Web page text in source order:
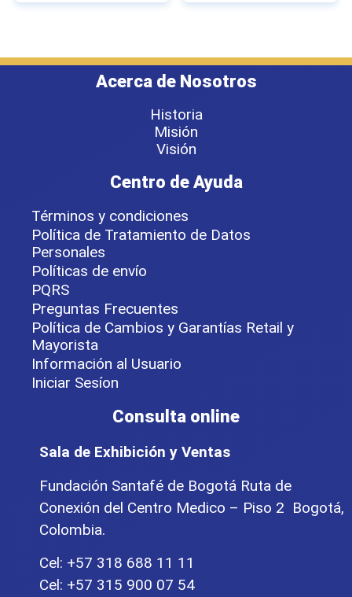
Acerca de Nosotros
Historia
Misión
Visión
Centro de Ayuda
Términos y condiciones
Política de Tratamiento de Datos
Personales
Políticas de envío
PQRS
Preguntas Frecuentes
Política de Cambios y Garantías Retail y
Mayorista
Información al Usuario
Iniciar Sesíon
Consulta online
Sala de Exhibición y Ventas
Fundación Santafé de Bogotá Ruta de
Conexión del Centro Medico – Piso 2 Bogotá,
Colombia.
Cel: +57 318 688 11 11
Cel: +57 315 900 07 54